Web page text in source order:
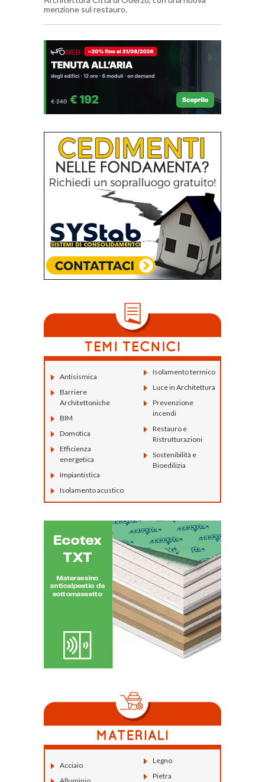
menzione sul restauro.
Antisismica
Barriere
Architettoniche
BIM
Domotica
Efficienza
energetica
Impiantistica
Isolamento acustico
Isolamento termico
Luce in Architettura
Prevenzione
incendi
Restauro e
Ristrutturazioni
Sostenibilità e
Bioedilizia
Acciaio
Legno
Pietra